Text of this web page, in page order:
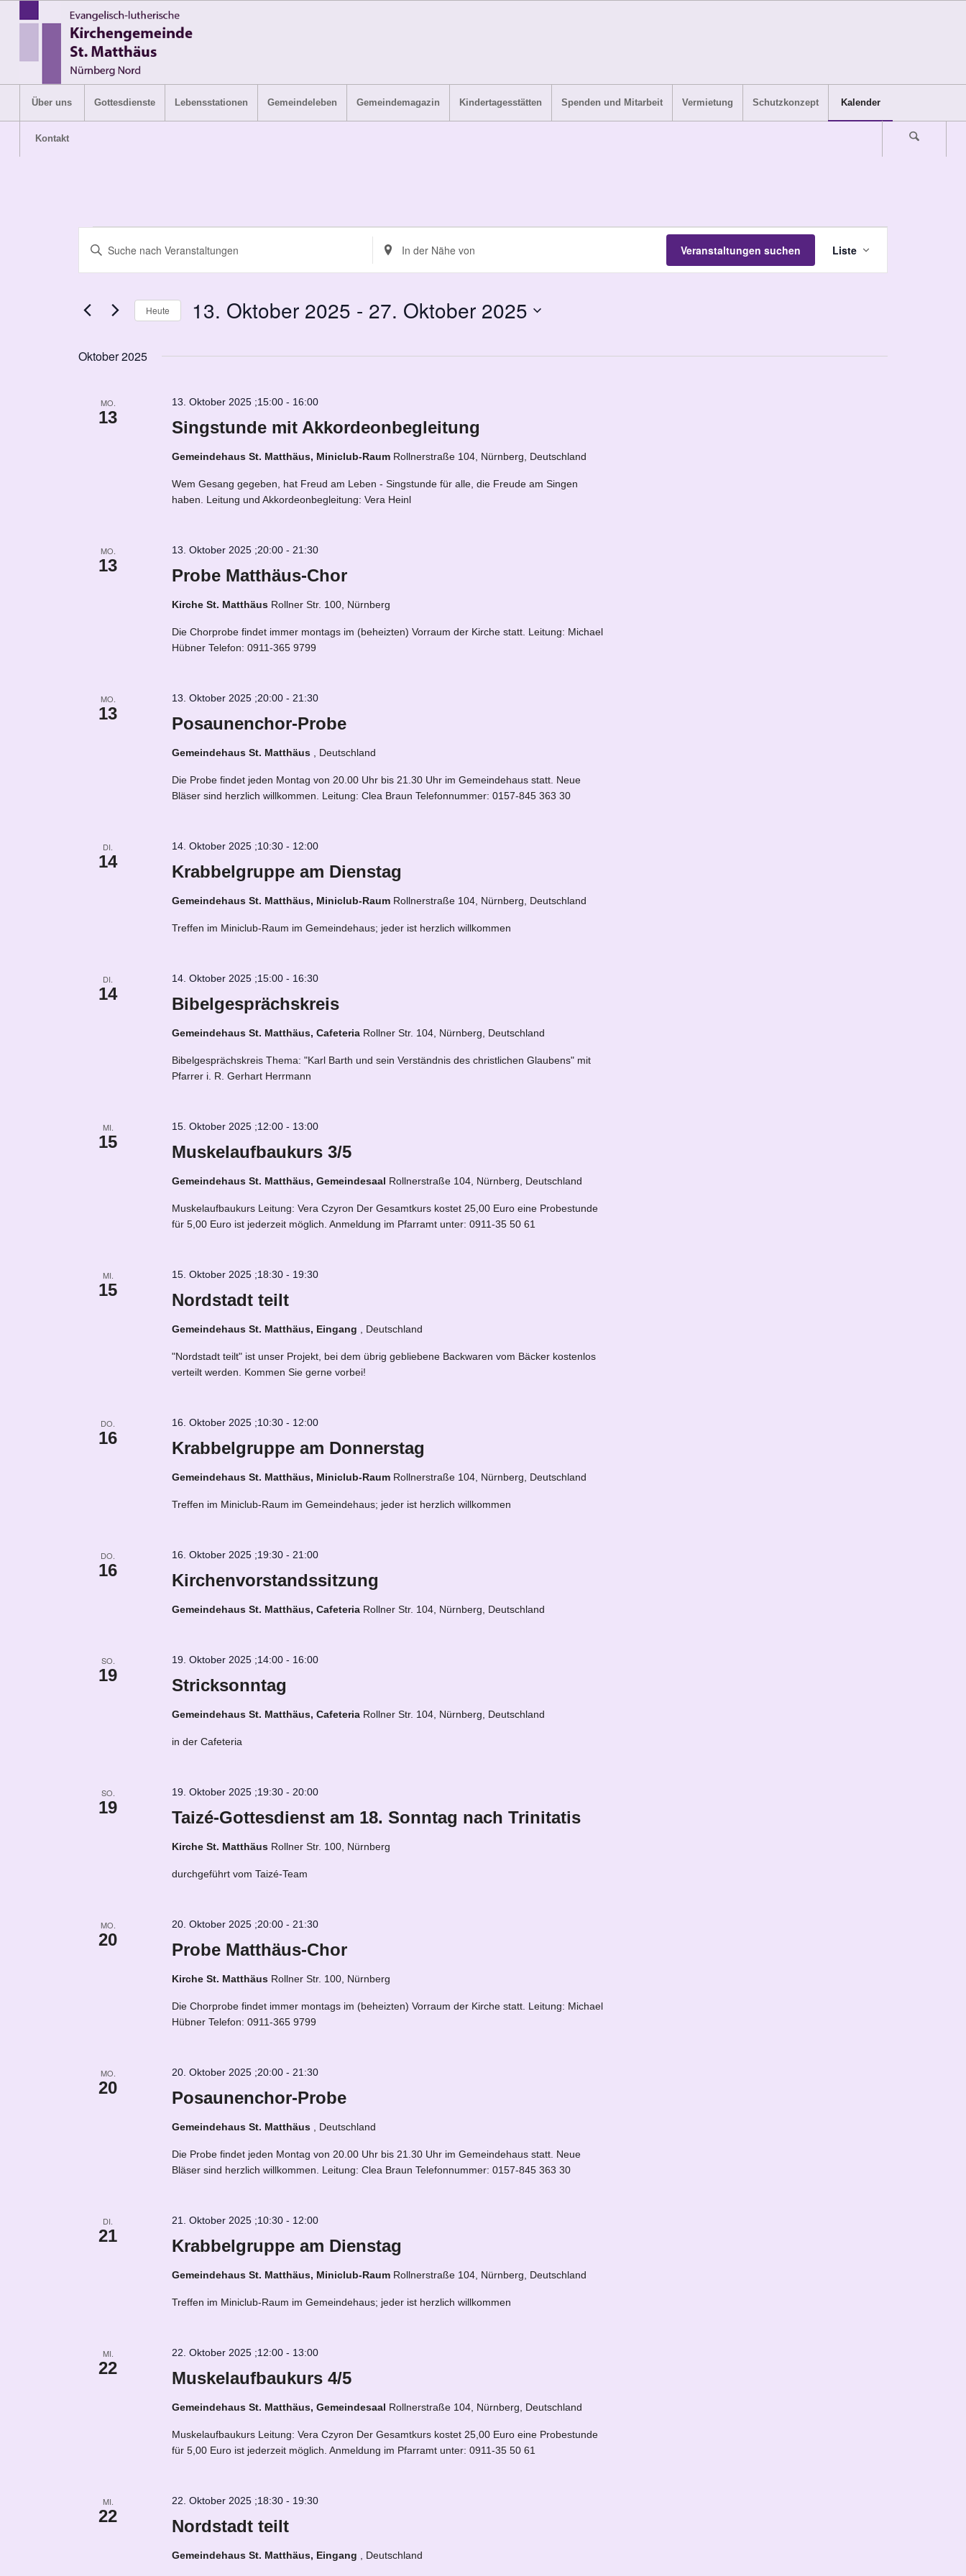
Über uns Gottesdienste Lebensstationen Gemeindeleben Gemeindemagazin Kindertagesstätten Spenden und Mitarbeit Vermietung Schutzkonzept Kalender
Kontakt
Veranstaltungen
Suche
Ansichten,
Navigation
Bitte
nach
Standort
eingeben.
Veranstaltungen.
Veranstaltungen suchen
Ansichten-
Liste
Heute 13. Oktober 2025 - 27. Oktober 2025
Oktober 2025
MO.
13
Singstunde mit Akkordeonbegleitung
13. Oktober 2025 ;15:00 - 16:00
Gemeindehaus St. Matthäus, Miniclub-Raum Rollnerstraße 104, Nürnberg, Deutschland
Wem Gesang gegeben, hat Freud am Leben - Singstunde für alle, die Freude am Singen
haben. Leitung und Akkordeonbegleitung: Vera Heinl
MO.
13
Probe Matthäus-Chor
13. Oktober 2025 ;20:00 - 21:30
Kirche St. Matthäus Rollner Str. 100, Nürnberg
Die Chorprobe findet immer montags im (beheizten) Vorraum der Kirche statt. Leitung: Michael
Hübner Telefon: 0911-365 9799
MO.
13
Posaunenchor-Probe
13. Oktober 2025 ;20:00 - 21:30
Gemeindehaus St. Matthäus , Deutschland
Die Probe findet jeden Montag von 20.00 Uhr bis 21.30 Uhr im Gemeindehaus statt. Neue
Bläser sind herzlich willkommen. Leitung: Clea Braun Telefonnummer: 0157-845 363 30
DI.
14
Krabbelgruppe am Dienstag
14. Oktober 2025 ;10:30 - 12:00
Gemeindehaus St. Matthäus, Miniclub-Raum Rollnerstraße 104, Nürnberg, Deutschland
Treffen im Miniclub-Raum im Gemeindehaus; jeder ist herzlich willkommen
DI.
14
Bibelgesprächskreis
14. Oktober 2025 ;15:00 - 16:30
Gemeindehaus St. Matthäus, Cafeteria Rollner Str. 104, Nürnberg, Deutschland
Bibelgesprächskreis Thema: "Karl Barth und sein Verständnis des christlichen Glaubens" mit
Pfarrer i. R. Gerhart Herrmann
MI.
15
Muskelaufbaukurs 3/5
15. Oktober 2025 ;12:00 - 13:00
Gemeindehaus St. Matthäus, Gemeindesaal Rollnerstraße 104, Nürnberg, Deutschland
Muskelaufbaukurs Leitung: Vera Czyron Der Gesamtkurs kostet 25,00 Euro eine Probestunde
für 5,00 Euro ist jederzeit möglich. Anmeldung im Pfarramt unter: 0911-35 50 61
MI.
15
Nordstadt teilt
15. Oktober 2025 ;18:30 - 19:30
Gemeindehaus St. Matthäus, Eingang , Deutschland
"Nordstadt teilt" ist unser Projekt, bei dem übrig gebliebene Backwaren vom Bäcker kostenlos
verteilt werden. Kommen Sie gerne vorbei!
DO.
16
Krabbelgruppe am Donnerstag
16. Oktober 2025 ;10:30 - 12:00
Gemeindehaus St. Matthäus, Miniclub-Raum Rollnerstraße 104, Nürnberg, Deutschland
Treffen im Miniclub-Raum im Gemeindehaus; jeder ist herzlich willkommen
DO.
16
Kirchenvorstandssitzung
16. Oktober 2025 ;19:30 - 21:00
Gemeindehaus St. Matthäus, Cafeteria Rollner Str. 104, Nürnberg, Deutschland
SO.
19
Stricksonntag
19. Oktober 2025 ;14:00 - 16:00
Gemeindehaus St. Matthäus, Cafeteria Rollner Str. 104, Nürnberg, Deutschland
in der Cafeteria
SO.
19
Taizé-Gottesdienst am 18. Sonntag nach Trinitatis
19. Oktober 2025 ;19:30 - 20:00
Kirche St. Matthäus Rollner Str. 100, Nürnberg
durchgeführt vom Taizé-Team
MO.
20
Probe Matthäus-Chor
20. Oktober 2025 ;20:00 - 21:30
Kirche St. Matthäus Rollner Str. 100, Nürnberg
Die Chorprobe findet immer montags im (beheizten) Vorraum der Kirche statt. Leitung: Michael
Hübner Telefon: 0911-365 9799
MO.
20
Posaunenchor-Probe
20. Oktober 2025 ;20:00 - 21:30
Gemeindehaus St. Matthäus , Deutschland
Die Probe findet jeden Montag von 20.00 Uhr bis 21.30 Uhr im Gemeindehaus statt. Neue
Bläser sind herzlich willkommen. Leitung: Clea Braun Telefonnummer: 0157-845 363 30
DI.
21
Krabbelgruppe am Dienstag
21. Oktober 2025 ;10:30 - 12:00
Gemeindehaus St. Matthäus, Miniclub-Raum Rollnerstraße 104, Nürnberg, Deutschland
Treffen im Miniclub-Raum im Gemeindehaus; jeder ist herzlich willkommen
MI.
22
Muskelaufbaukurs 4/5
22. Oktober 2025 ;12:00 - 13:00
Gemeindehaus St. Matthäus, Gemeindesaal Rollnerstraße 104, Nürnberg, Deutschland
Muskelaufbaukurs Leitung: Vera Czyron Der Gesamtkurs kostet 25,00 Euro eine Probestunde
für 5,00 Euro ist jederzeit möglich. Anmeldung im Pfarramt unter: 0911-35 50 61
MI.
22
Nordstadt teilt
22. Oktober 2025 ;18:30 - 19:30
Gemeindehaus St. Matthäus, Eingang , Deutschland